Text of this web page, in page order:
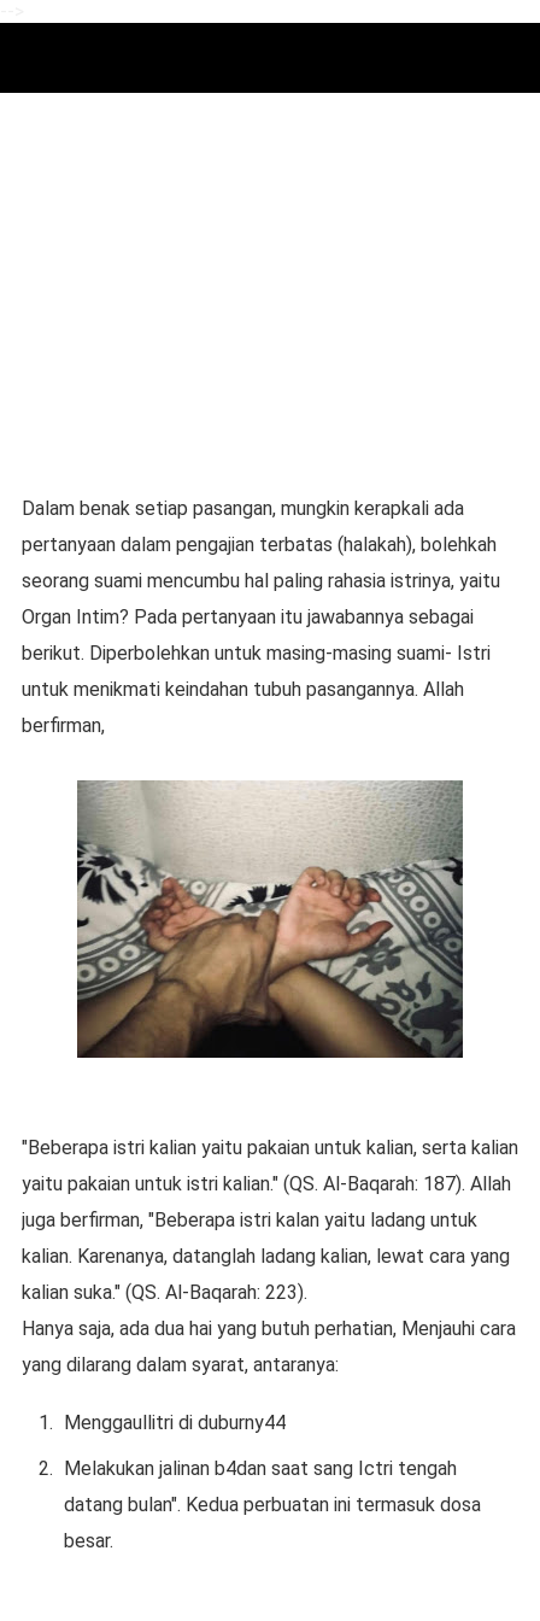
Dalam benak setiap pasangan, mungkin kerapkali ada
pertanyaan dalam pengajian terbatas (halakah), bolehkah
seorang suami mencumbu hal paling rahasia istrinya, yaitu
Organ Intim? Pada pertanyaan itu jawabannya sebagai
berikut. Diperbolehkan untuk masing-masing suami- Istri
untuk menikmati keindahan tubuh pasangannya. Allah
berfirman,
"Beberapa istri kalian yaitu pakaian untuk kalian, serta kalian
yaitu pakaian untuk istri kalian." (QS. Al-Baqarah: 187). Allah
juga berfirman, "Beberapa istri kalan yaitu ladang untuk
kalian. Karenanya, datanglah ladang kalian, lewat cara yang
kalian suka." (QS. Al-Baqarah: 223).
Hanya saja, ada dua hai yang butuh perhatian, Menjauhi cara
yang dilarang dalam syarat, antaranya:
Menggaullitri di duburny44
Melakukan jalinan b4dan saat sang Ictri tengah
datang bulan". Kedua perbuatan ini termasuk dosa
besar.